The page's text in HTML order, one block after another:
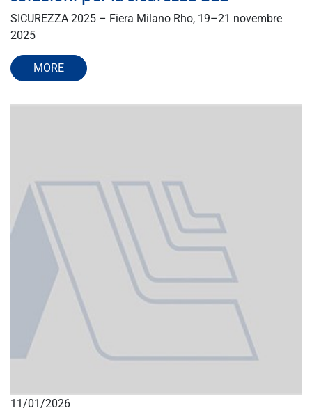
SICUREZZA 2025 – Fiera Milano Rho, 19–21 novembre
2025
MORE
11/01/2026